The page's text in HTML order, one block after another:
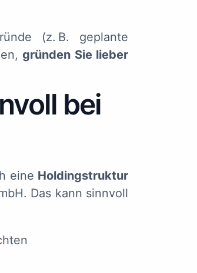
(z. B. geplante
gründen Sie lieber
bei
eine Holdingstruktur
Das kann sinnvoll